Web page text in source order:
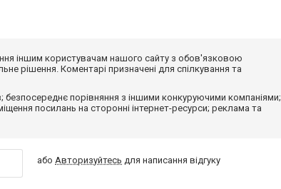
іншим користувачам нашого сайту з обов'язковою
рішення. Коментарі призначені для спілкування та
порівняння з іншими конкуруючими компаніями;
посилань на сторонні інтернет-ресурси; реклама та
або Авторизуйтесь для написання відгуку